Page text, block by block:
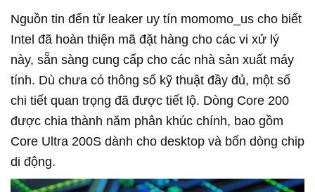
Nguồn tin đến từ leaker uy tín momomo_us cho biết
Intel đã hoàn thiện mã đặt hàng cho các vi xử lý
này, sẵn sàng cung cấp cho các nhà sản xuất máy
tính. Dù chưa có thông số kỹ thuật đầy đủ, một số
chi tiết quan trọng đã được tiết lộ. Dòng Core 200
được chia thành năm phân khúc chính, bao gồm
Core Ultra 200S dành cho desktop và bốn dòng chip
di động.